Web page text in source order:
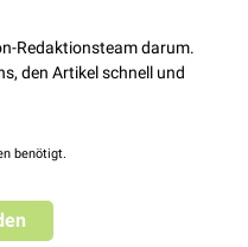
Redaktionsteam darum.
den Artikel schnell und
benötigt.